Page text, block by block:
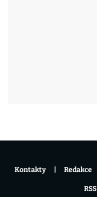
Kontakty Redakce
RSS